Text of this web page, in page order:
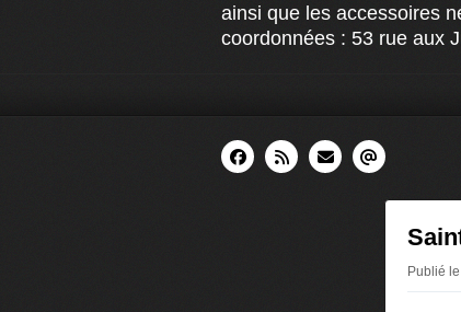
ainsi que les accessoires
coordonnées : 53 rue aux
Publié